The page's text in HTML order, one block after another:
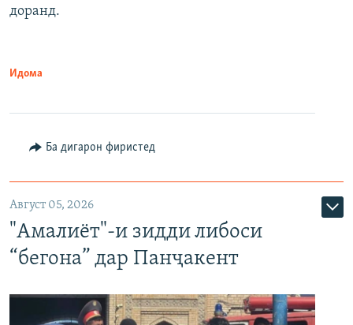
доранд.
Идома
Ба дигарон фиристед
Август 05, 2026
"Амалиёт"-и зидди либоси
“бегона” дар Панҷакент